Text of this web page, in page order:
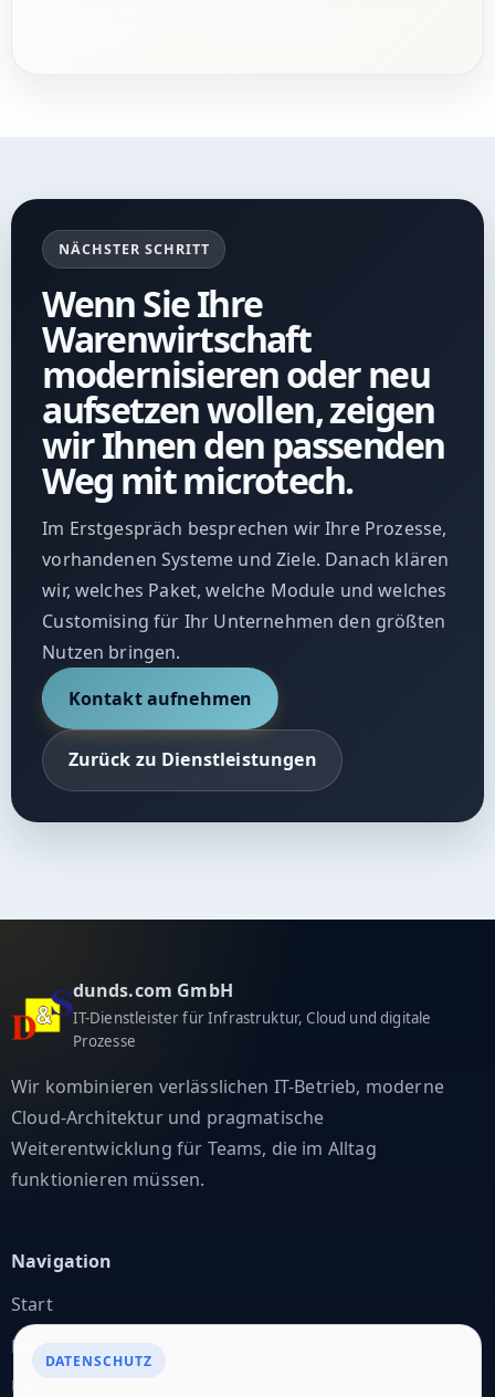
NÄCHSTER SCHRITT
Wenn Sie Ihre
Warenwirtschaft
modernisieren oder neu
aufsetzen wollen, zeigen
wir Ihnen den passenden
Weg mit microtech.
Im Erstgespräch besprechen wir Ihre Prozesse,
vorhandenen Systeme und Ziele. Danach klären
wir, welches Paket, welche Module und welches
Customising für Ihr Unternehmen den größten
Nutzen bringen.
Kontakt aufnehmen
Zurück zu Dienstleistungen
dunds.com GmbH
IT-Dienstleister für Infrastruktur, Cloud und digitale
Prozesse
Wir kombinieren verlässlichen IT-Betrieb, moderne
Cloud-Architektur und pragmatische
Weiterentwicklung für Teams, die im Alltag
funktionieren müssen.
Navigation
Start
Dienstleistungen
Unternehmen
DATENSCHUTZ